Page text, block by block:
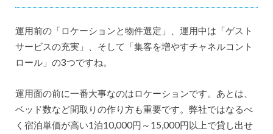
運用前の「ロケーションと物件選定」、運用中は「ゲスト
サービスの充実」、そして「集客を増やすチャネルコント
ロール」の3つですね。
運用面の前に一番大事なのはロケーションです。あとは、
ベッド数など間取りの作り方も重要です。弊社ではなるべ
く宿泊単価が高い1泊10,000円～15,000円以上で貸し出せ